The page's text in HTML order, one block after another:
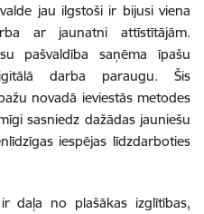
jau ilgstoši ir bijusi viena
ar jaunatni attīstītājām.
pašvaldība saņēma īpašu
darba paraugu. Šis
novadā ieviestās metodes
sasniedz dažādas jauniešu
iespējas līdzdarboties
daļa no plašākas izglītības,